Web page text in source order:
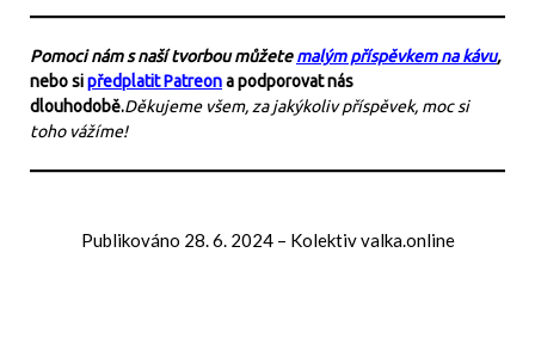
Pomoci nám s naší tvorbou můžetemalým příspěvkem na kávu,
nebo sipředplatit Patreona podporovat nás
dlouhodobě.Děkujeme všem, za jakýkoliv příspěvek, moc si
toho vážíme!
Publikováno 28. 6. 2024– Kolektiv valka.online